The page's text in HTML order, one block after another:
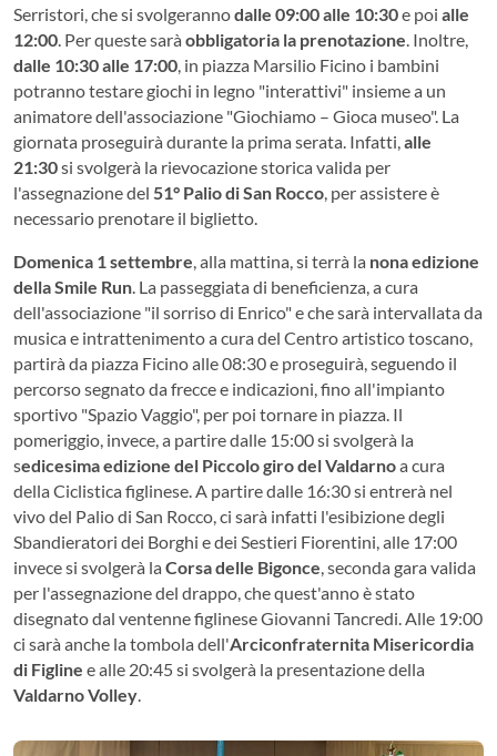
Serristori, che si svolgerannodalle 09:00 alle 10:30e poi alle
12:00. Per queste sarà obbligatoria la prenotazione. Inoltre,
dalle 10:30 alle 17:00, in piazza Marsilio Ficino i bambini
potranno testare giochi in legno "interattivi" insieme a un
animatore dell'associazione "Giochiamo – Gioca museo". La
giornata proseguirà durante la prima serata. Infatti,alle
21:30si svolgerà la rievocazione storica valida per
l'assegnazione del 51° Palio di San Rocco, per assistere è
necessario prenotare il biglietto.
Domenica 1 settembre, alla mattina, si terrà la nona edizione
della Smile Run. La passeggiata di beneficienza, a cura
dell'associazione "il sorriso di Enrico" e che sarà intervallata da
musica e intrattenimento a cura del Centro artistico toscano,
partirà da piazza Ficino alle 08:30 e proseguirà, seguendo il
percorso segnato da frecce e indicazioni, fino all'impianto
sportivo "Spazio Vaggio", per poi tornare in piazza. Il
pomeriggio, invece, a partire dalle 15:00 si svolgerà la
sedicesima edizione del Piccolo giro del Valdarnoa cura
della Ciclistica figlinese. A partire dalle 16:30 si entrerà nel
vivo del Palio di San Rocco, ci sarà infatti l'esibizione degli
Sbandieratori dei Borghi e dei Sestieri Fiorentini, alle 17:00
invece si svolgerà la Corsa delle Bigonce, seconda gara valida
per l'assegnazione del drappo, che quest'anno è stato
disegnato dal ventenne figlinese Giovanni Tancredi. Alle 19:00
ci sarà anche la tombola dell'Arciconfraternita Misericordia
di Figline e alle 20:45 si svolgerà la presentazione della
Valdarno Volley.